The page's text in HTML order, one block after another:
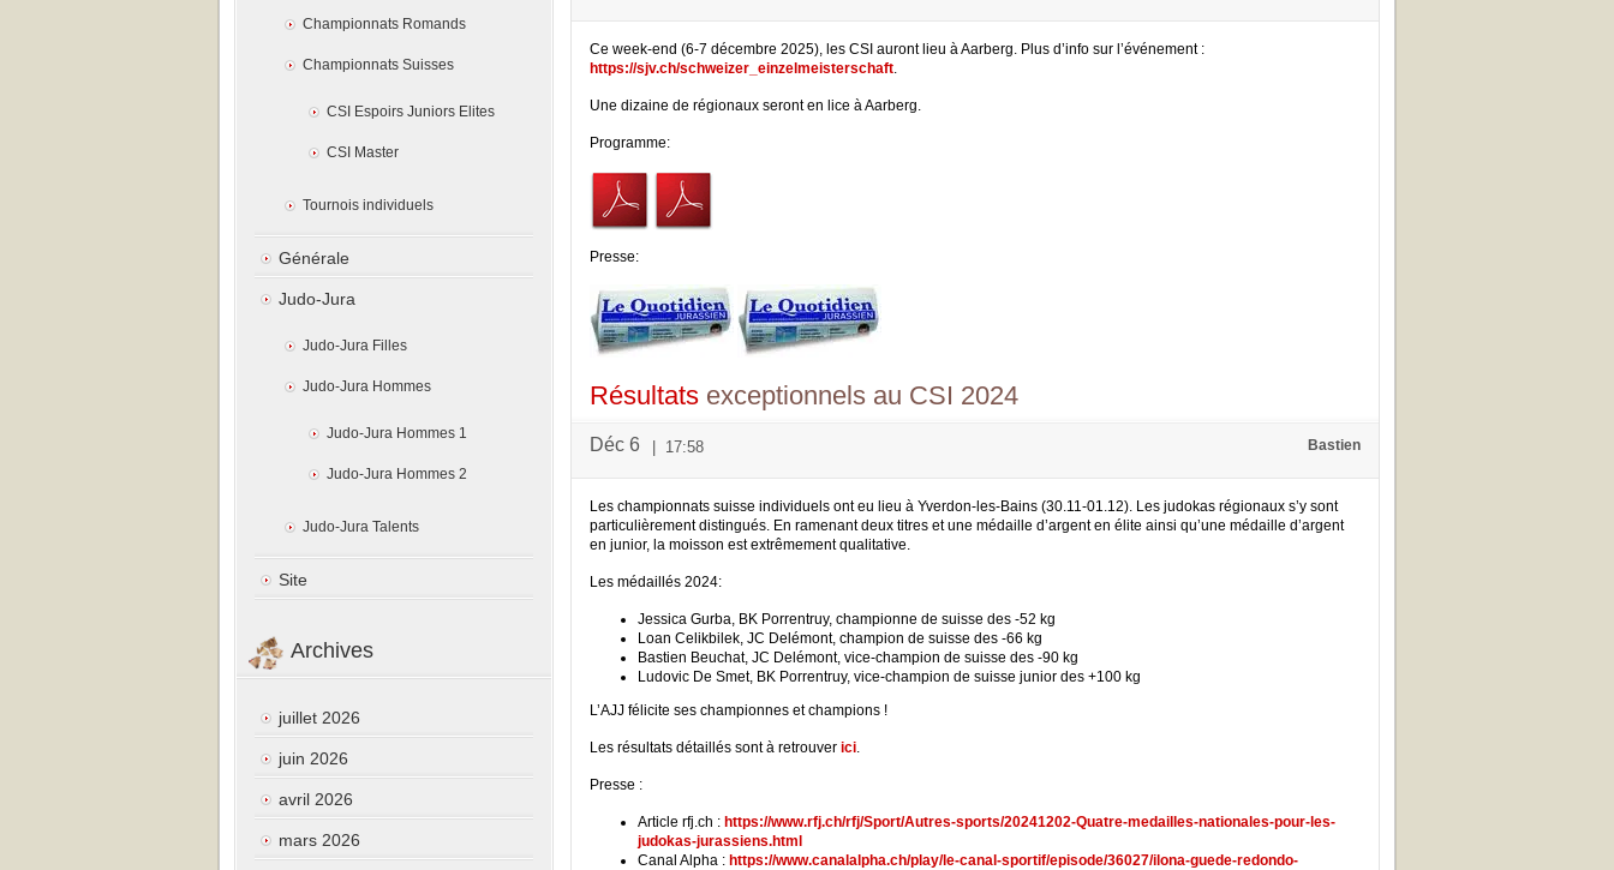
Ce week-end (6-7 décembre 2025), les CSI auront lieu à Aarberg. Plus d’info sur l’événement :
https://sjv.ch/schweizer_einzelmeisterschaft.
Une dizaine de régionaux seront en lice à Aarberg.
Programme:
Presse:
Résultats exceptionnels au CSI 2024
Bastien
Déc 6 17:58
Les championnats suisse individuels ont eu lieu à Yverdon-les-Bains (30.11-01.12). Les judokas régionaux s’y sont
particulièrement distingués. En ramenant deux titres et une médaille d’argent en élite ainsi qu’une médaille d’argent
en junior, la moisson est extrêmement qualitative.
Les médaillés 2024:
Jessica Gurba, BK Porrentruy, championne de suisse des -52 kg
Loan Celikbilek, JC Delémont, champion de suisse des -66 kg
Bastien Beuchat, JC Delémont, vice-champion de suisse des -90 kg
Ludovic De Smet, BK Porrentruy, vice-champion de suisse junior des +100 kg
L’AJJ félicite ses championnes et champions !
Les résultats détaillés sont à retrouver ici.
Presse :
Article rfj.ch : https://www.rfj.ch/rfj/Sport/Autres-sports/20241202-Quatre-medailles-nationales-pour-les-
judokas-jurassiens.html
Canal Alpha : https://www.canalalpha.ch/play/le-canal-sportif/episode/36027/ilona-guede-redondo-
Championnats Romands
Championnats Suisses
CSI Espoirs Juniors Elites
CSI Master
Tournois individuels
Générale
Judo-Jura
Judo-Jura Filles
Judo-Jura Hommes
Judo-Jura Hommes 1
Judo-Jura Hommes 2
Judo-Jura Talents
Site
Archives
juillet 2026
juin 2026
avril 2026
mars 2026